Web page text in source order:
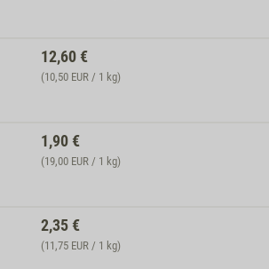
12,60 €
(10,50 EUR / 1 kg)
1,90 €
(19,00 EUR / 1 kg)
2,35 €
(11,75 EUR / 1 kg)